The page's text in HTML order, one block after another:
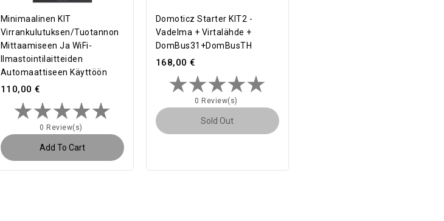
Minimaalinen KIT
Virrankulutuksen/tuotannon
Mittaamiseen Ja WiFi-
Ilmastointilaitteiden
Automaattiseen Käyttöön
110,00 €
0 Review(s)
Add To Cart
Domoticz Starter KIT2 -
Vadelma + Virtalähde +
DomBus31+DomBusTH
168,00 €
0 Review(s)
Sold Out